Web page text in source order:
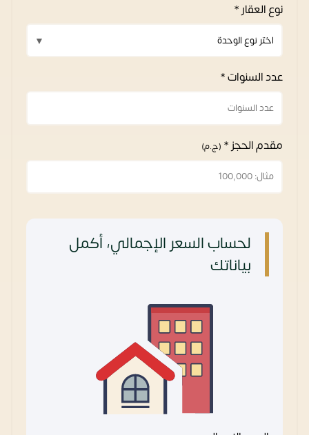
نوع العقار *
عدد السنوات *
مقدم الحجز * (ج.م)
لحساب السعر الإجمالي، أكمل
بياناتك